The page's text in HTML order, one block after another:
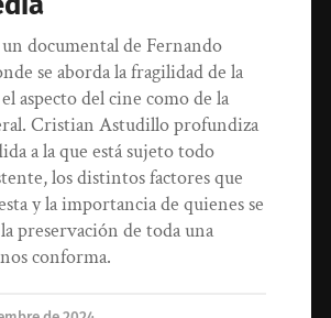
un documental de Fernando
se aborda la fragilidad de la
aspecto del cine como de la
Cristian Astudillo profundiza
a la que está sujeto todo
los distintos factores que
y la importancia de quienes se
preservación de toda una
conforma.